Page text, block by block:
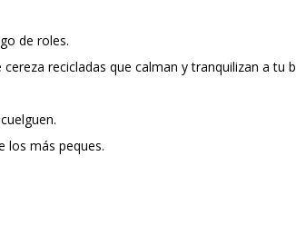
de roles.
recicladas que calman y tranquilizan a tu
los más peques.